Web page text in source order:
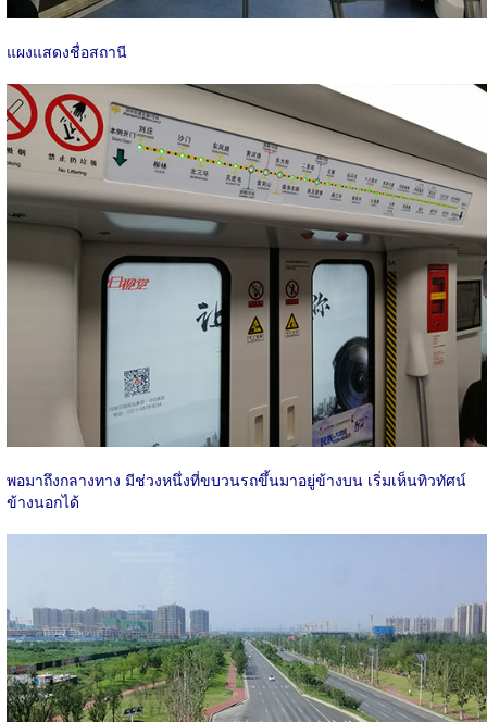
แผงแสดงชื่อสถานี
พอมาถึงกลางทาง มีช่วงหนึ่งที่ขบวนรถขึ้นมาอยู่ข้างบน เริ่มเห็นทิวทัศน์
ข้างนอกได้